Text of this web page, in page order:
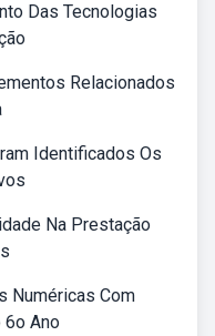
Das Tecnologias
Relacionados
Identificados Os
Na Prestação
Numéricas Com
6o Ano